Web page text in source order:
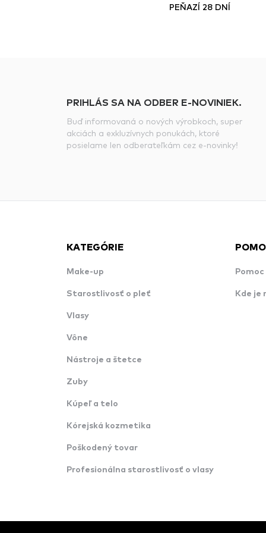
PEŇAZÍ 28 DNÍ
PRIHLÁS SA NA ODBER E-NOVINIEK.
Buď informovaná o nových výrobkoch, super
akciách a exkluzívnych ponukách, ktoré
posielame len odberateľkám cez e-novinky!
KATEGÓRIE
Make-up
Starostlivosť o pleť
Vlasy
Vône
Nástroje a štetce
Zuby
Kúpeľ a telo
Kórejská kozmetika
Poškodený tovar
Profesionálna starostlivosť o vlasy
Kde je